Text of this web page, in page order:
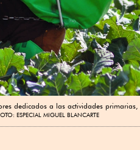
dedicados a las actividades
ESPECIAL MIGUEL BLANCARTE